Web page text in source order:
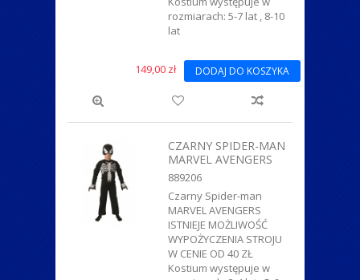
rozmiarach: 5-7 lat , 8-10
lat
149,00 zł DODAJ DO KOSZYKA
CZARNY SPIDER-MAN
MARVEL AVENGERS
889206
Czarny Spider-man
MARVEL AVENGERS
ISTNIEJE MOŻLIWOŚĆ
WYPOŻYCZENIA STROJU
W CENIE OD 40 ZŁ
Kostium występuje w